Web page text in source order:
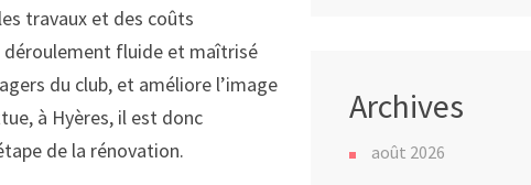
travaux et des coûts
déroulement fluide et maîtrisé
du club, et améliore l’image
à Hyères, il est donc
de la rénovation.
Archives
août 2026